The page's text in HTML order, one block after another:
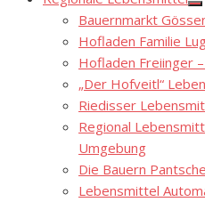
Bauernmarkt
Hofladen Familie
Hofladen Freiinger
„Der Hofveitl“
Riedisser
Regional
Umgebung
Die Bauern
Lebensmittel